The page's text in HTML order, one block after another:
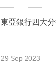
東亞銀行四大
29 Sep 2023